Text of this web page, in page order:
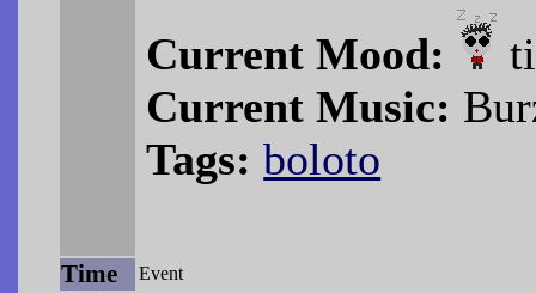
Current Mood:
Current Music:
Tags: boloto
Time
Event